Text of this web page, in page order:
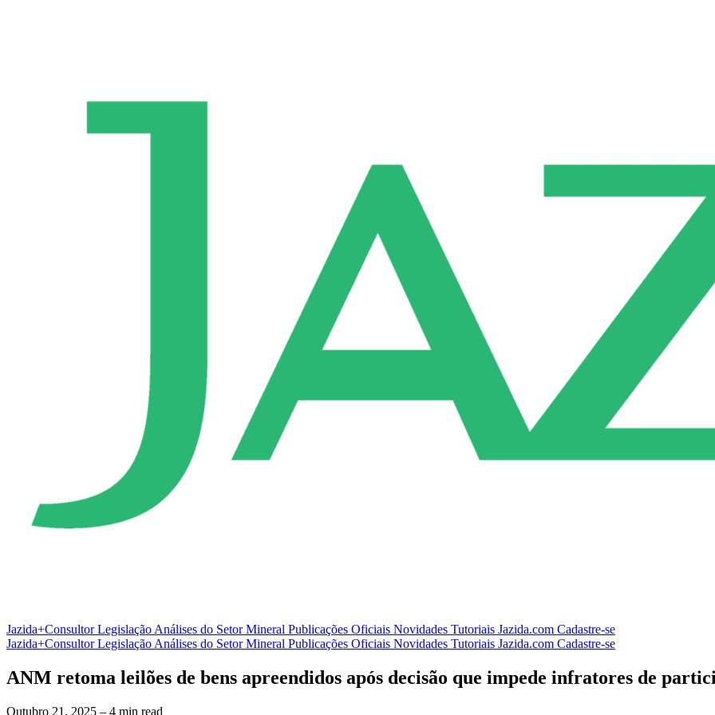
Jazida+ConsultorLegislação Análises do Setor Mineral Publicações Oficiais Novidades Tutoriais Jazida.com Cadastre-se
Jazida+ConsultorLegislação Análises do Setor Mineral Publicações Oficiais Novidades Tutoriais Jazida.com Cadastre-se
ANM retoma leilões de bens apreendidos após decisão que impede infratores de
Outubro 21, 2025 – 4 min read